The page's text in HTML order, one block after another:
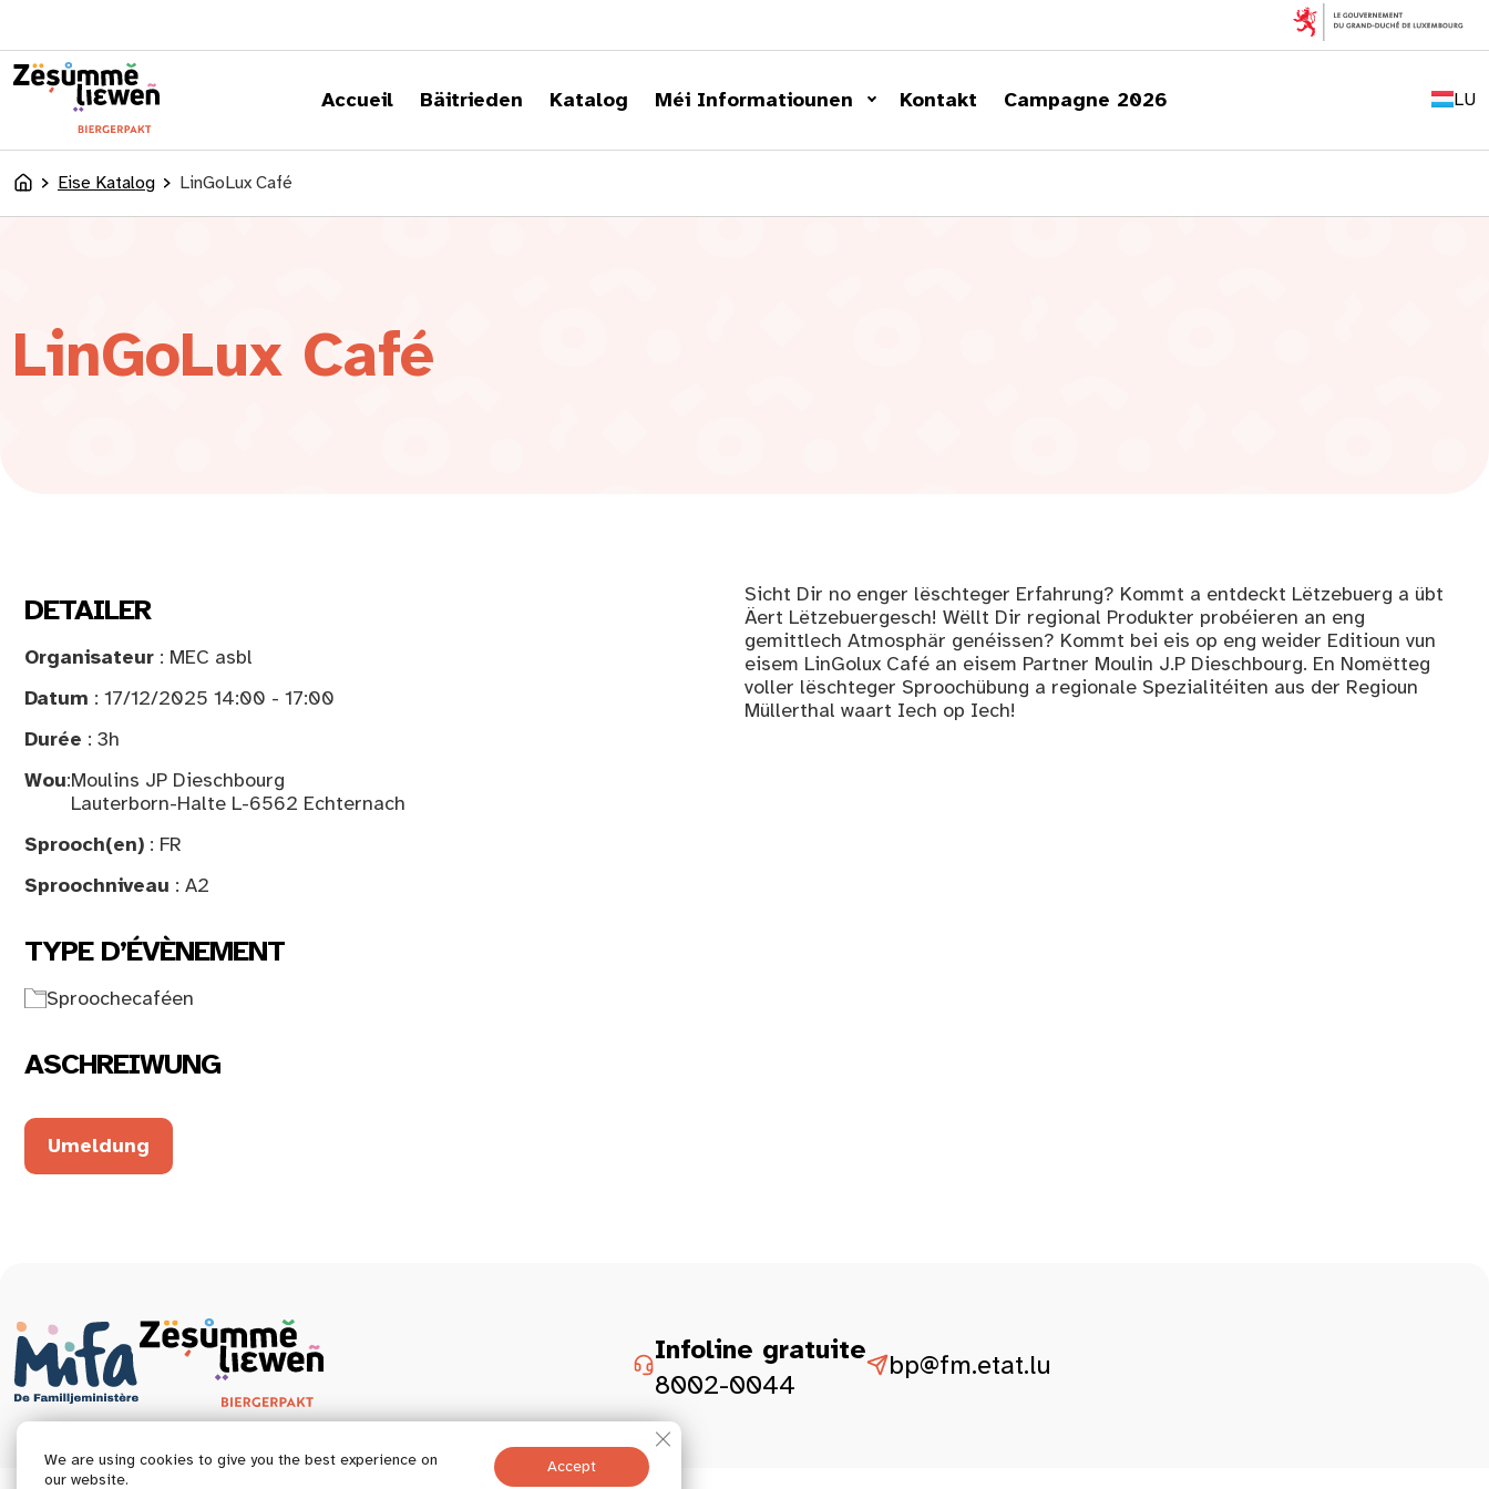
Accueil Bäitrieden Katalog Méi Informatiounen Kontakt Campagne 2026 LU
FR
DE
AccueilEise Katalog LinGoLux Café
LinGoLux Café
DETAILER
Organisateur : MEC asbl
Datum : 17/12/2025 14:00 - 17:00
Durée : 3h
Wou:Moulins JP Dieschbourg
Lauterborn-Halte L-6562 Echternach
Sprooch(en) : FR
Sproochniveau : A2
TYPE D’ÉVÈNEMENT
Sproochecaféen
ASCHREIWUNG
Umeldung
Sicht Dir no enger lëschteger Erfahrung? Kommt a entdeckt Lëtzebuerg a übt
Äert Lëtzebuergesch! Wëllt Dir regional Produkter probéieren an eng
gemittlech Atmosphär genéissen? Kommt bei eis op eng weider Editioun vun
eisem LinGolux Café an eisem Partner Moulin J.P Dieschbourg. En Nomëtteg
voller lëschteger Sproochübung a regionale Spezialitéiten aus der Regioun
Müllerthal waart Iech op Iech!
Infoline gratuite
8002-0044
bp@fm.etat.lu
We are using cookies to give you the best experience on
our website.
Accept
Close GDPR Cookie Banner